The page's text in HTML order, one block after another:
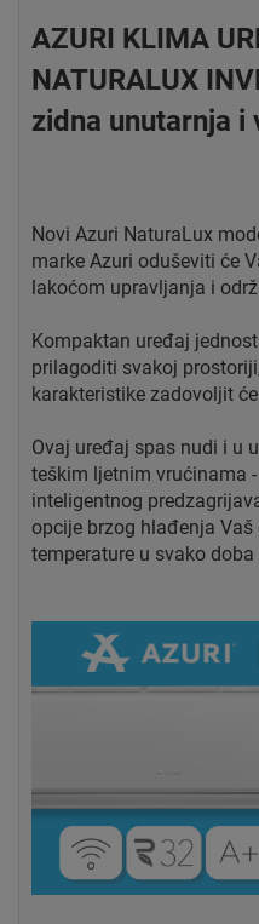
AZURI KLIMA
NATURALUX
zidna unutarnja i
Novi Azuri NaturaLux
marke Azuri oduševiti će
lakoćom upravljanja i
Kompaktan uređaj
prilagoditi svakoj
karakteristike zadovoljit
Ovaj uređaj spas nudi i u
teškim ljetnim vrućinama
inteligentnog
opcije brzog hlađenja
temperature u svako doba